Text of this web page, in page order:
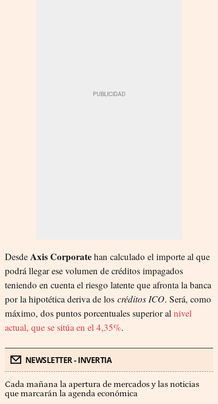
Desde Axis Corporate han calculado el importe al que
podrá llegar ese volumen de créditos impagados
teniendo en cuenta el riesgo latente que afronta la banca
por la hipotética deriva de los créditos ICO. Será, como
máximo, dos puntos porcentuales superior al nivel
actual, que se sitúa en el 4,35%.
NEWSLETTER - INVERTIA
Cada mañana la apertura de mercados y las noticias
que marcarán la agenda económica